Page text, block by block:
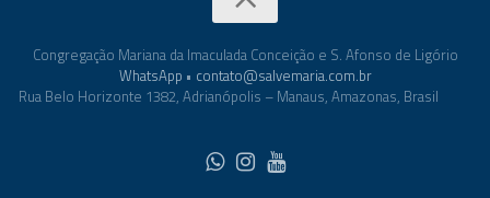
Congregação Mariana da Imaculada Conceição e S. Afonso de Ligório
WhatsApp • contato@salvemaria.com.br
Rua Belo Horizonte 1382, Adrianópolis – Manaus, Amazonas, Brasil